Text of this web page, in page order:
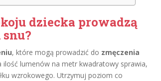
dziecka prowadzą
, które mogą prowadzić do zmęczenia
ilość lumenów na metr kwadratowy sprawia,
wzrokowego. Utrzymuj poziom co